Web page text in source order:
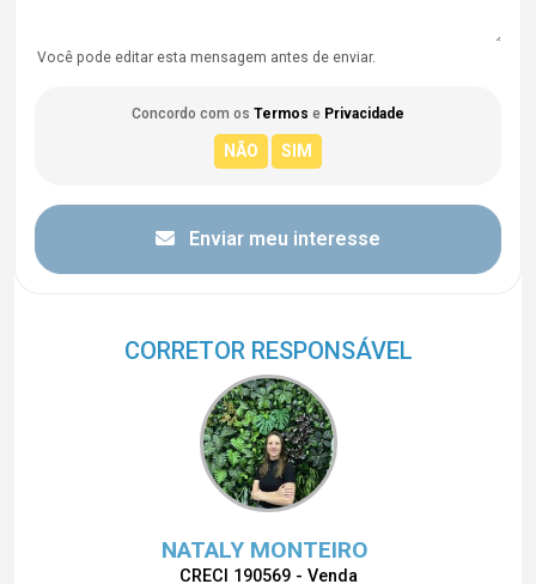
Você pode editar esta mensagem antes de enviar.
Concordo com os Termos e Privacidade
Enviar meu interesse
CORRETOR RESPONSÁVEL
NATALY MONTEIRO
CRECI 190569 - Venda